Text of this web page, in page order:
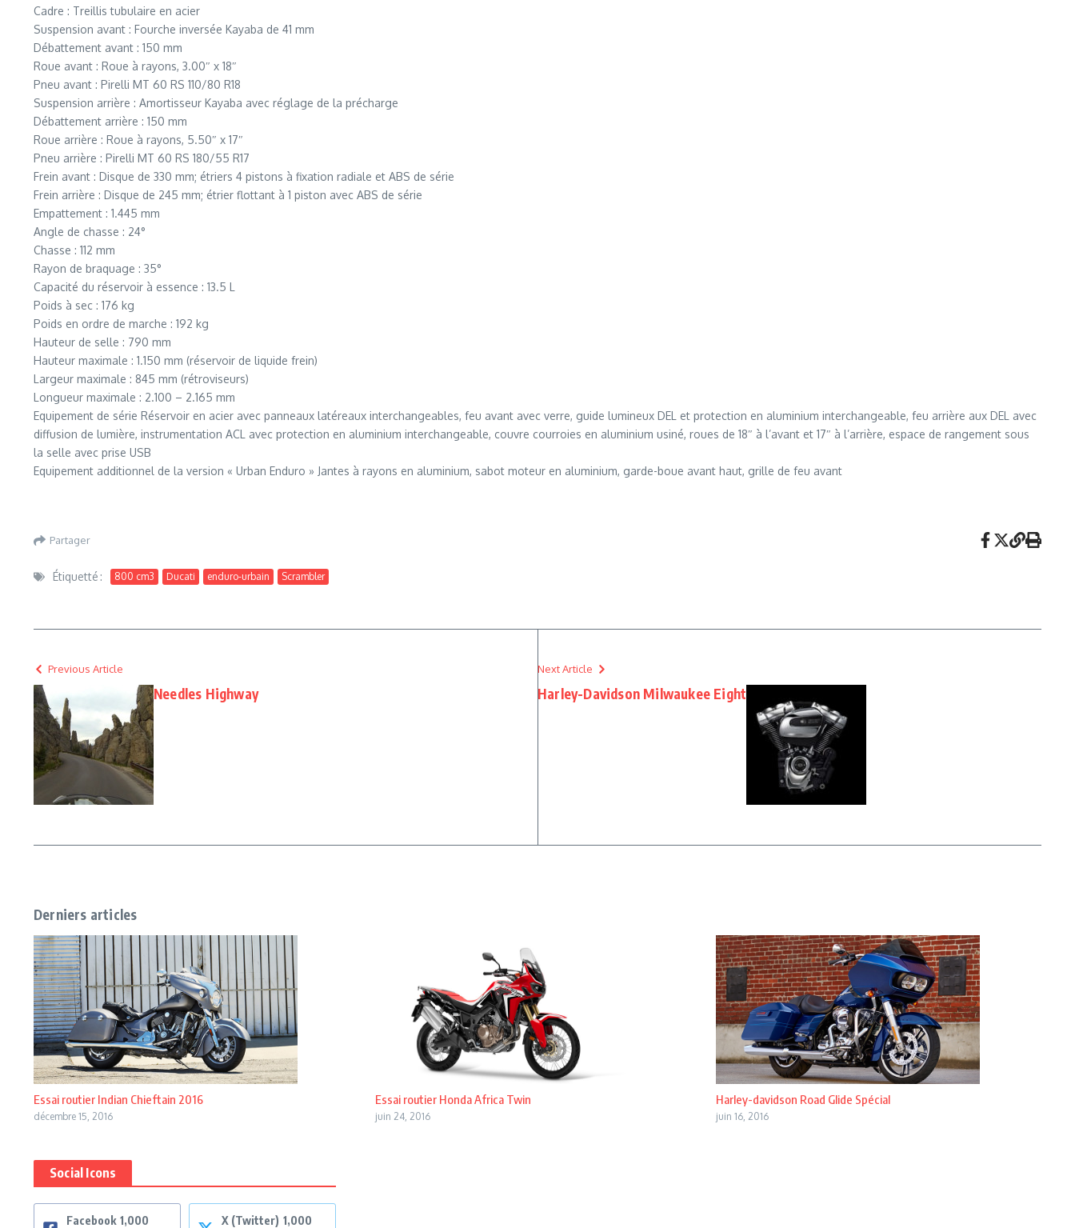
Cadre : Treillis tubulaire en acier
Suspension avant : Fourche inversée Kayaba de 41 mm
Débattement avant : 150 mm
Roue avant : Roue à rayons, 3.00″ x 18″
Pneu avant : Pirelli MT 60 RS 110/80 R18
Suspension arrière : Amortisseur Kayaba avec réglage de la précharge
Débattement arrière : 150 mm
Roue arrière : Roue à rayons, 5.50″ x 17″
Pneu arrière : Pirelli MT 60 RS 180/55 R17
Frein avant : Disque de 330 mm; étriers 4 pistons à fixation radiale et ABS de série
Frein arrière : Disque de 245 mm; étrier flottant à 1 piston avec ABS de série
Empattement : 1.445 mm
Angle de chasse : 24°
Chasse : 112 mm
Rayon de braquage : 35°
Capacité du réservoir à essence : 13.5 L
Poids à sec : 176 kg
Poids en ordre de marche : 192 kg
Hauteur de selle : 790 mm
Hauteur maximale : 1.150 mm (réservoir de liquide frein)
Largeur maximale : 845 mm (rétroviseurs)
Longueur maximale : 2.100 – 2.165 mm
Equipement de série Réservoir en acier avec panneaux latéreaux interchangeables, feu avant avec verre, guide lumineux DEL et protection en aluminium interchangeable, feu arrière aux DEL avec
diffusion de lumière, instrumentation ACL avec protection en aluminium interchangeable, couvre courroies en aluminium usiné, roues de 18″ à l’avant et 17″ à l’arrière, espace de rangement sous
la selle avec prise USB
Equipement additionnel de la version « Urban Enduro » Jantes à rayons en aluminium, sabot moteur en aluminium, garde-boue avant haut, grille de feu avant
Partager
Étiquetté : 800 cm3 Ducati enduro-urbain Scrambler
Previous Article
Needles Highway
Next Article
Harley-Davidson Milwaukee Eight
Derniers articles
Essai routier Indian Chieftain 2016
décembre 15, 2016
Essai routier Honda Africa Twin
juin 24, 2016
Harley-davidson Road Glide Spécial
juin 16, 2016
Social Icons
Facebook 1,000
X (Twitter) 1,000